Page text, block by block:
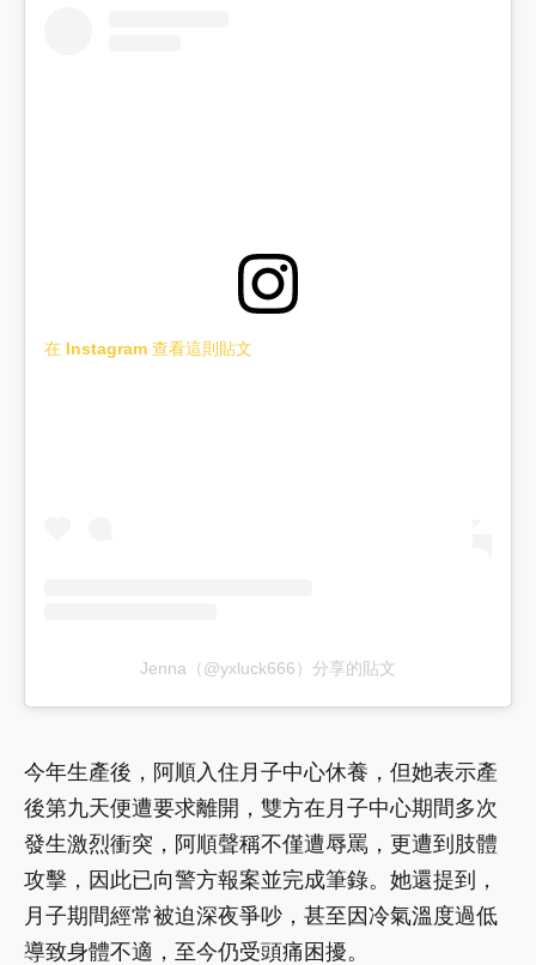
在 Instagram 查看這則貼文
Jenna（@yxluck666）分享的貼文
今年生產後，阿順入住月子中心休養，但她表示產
後第九天便遭要求離開，雙方在月子中心期間多次
發生激烈衝突，阿順聲稱不僅遭辱罵，更遭到肢體
攻擊，因此已向警方報案並完成筆錄。她還提到，
月子期間經常被迫深夜爭吵，甚至因冷氣溫度過低
導致身體不適，至今仍受頭痛困擾。